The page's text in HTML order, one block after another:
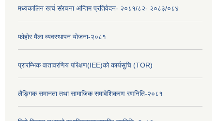
मध्यकालिन खर्च संरचना अन्तिम प्रतिवेदन- २०८१/८२- २०८३/०८४
फोहोर मैला व्यवस्थापन योजना-२०८१
प्रारम्भिक वातावरणिय परिक्षण(IEE)को कार्यसुचि (TOR)
लैङ्‍गिक समानता तथा सामाजिक समावेशिकरण रणनिति-२०८१